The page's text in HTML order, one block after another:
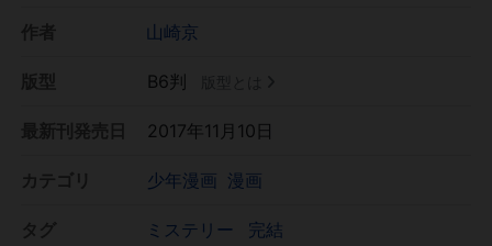
山崎京
B6判
2017年11月10日
少年漫画 漫画
ミステリー 完結